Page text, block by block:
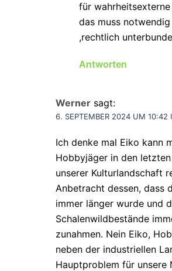
für
das muss
,rechtlich
Antworten
Werner sagt:
6. SEPTEMBER 2024 UM 10:42
Ich denke mal Eiko kann
Hobbyjäger in den
unserer Kulturlandschaft
Anbetracht dessen, dass
immer länger wurde und
Schalenwildbestände
zunahmen. Nein Eiko,
neben der industriellen
Hauptproblem für unsere